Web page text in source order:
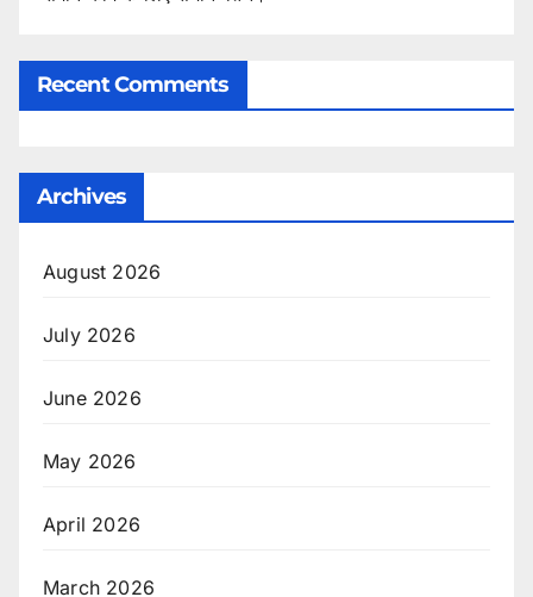
Recent Comments
Archives
August 2026
July 2026
June 2026
May 2026
April 2026
March 2026